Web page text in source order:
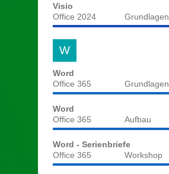
Visio
Office 2024
Grundlagen
W
Word
Office 365
Grundlagen
Word
Office 365
Aufbau
Word - Serienbriefe
Office 365
Workshop